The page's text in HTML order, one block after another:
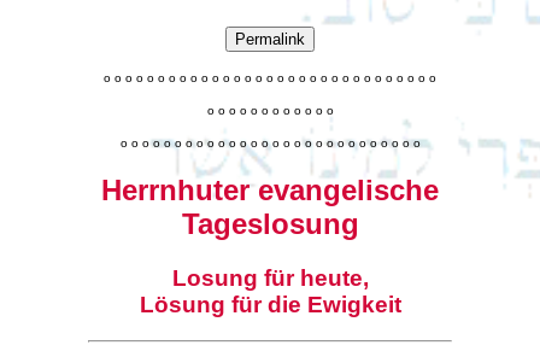
Permalink
o o o o o o o o o o o o o o o o o o o o o o o o o o o o o o o
o o o o o o o o o o o o
o o o o o o o o o o o o o o o o o o o o o o o o o o o o
Herrnhuter evangelische
Tageslosung
Losung für heute,
Lösung für die Ewigkeit